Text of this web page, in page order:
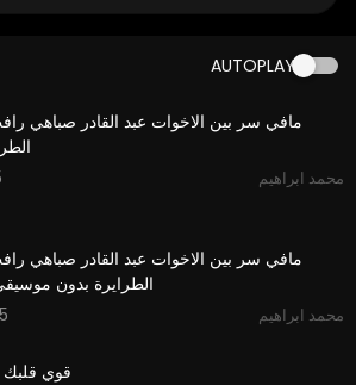
AUTOPLAY
3:47
مافي سر بين الاخوات عبد القادر صباهي
محمد ابراهيم
مافي سر بين الاخوات عبد القادر صباهي
الطرايرة بدون
محمد ابراهيم
قوي قلبك